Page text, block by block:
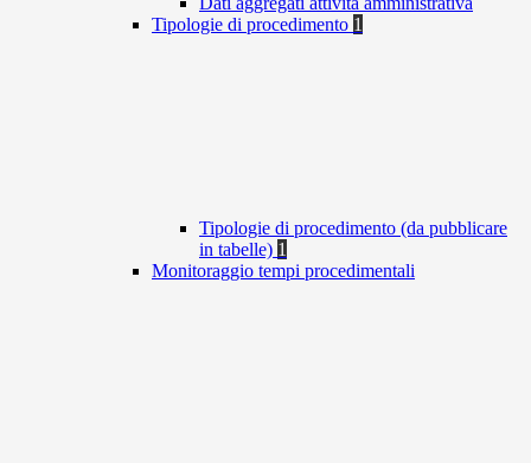
Tipologie di procedimento 1
Tipologie di procedimento (da pubblicare
in tabelle) 1
Monitoraggio tempi procedimentali